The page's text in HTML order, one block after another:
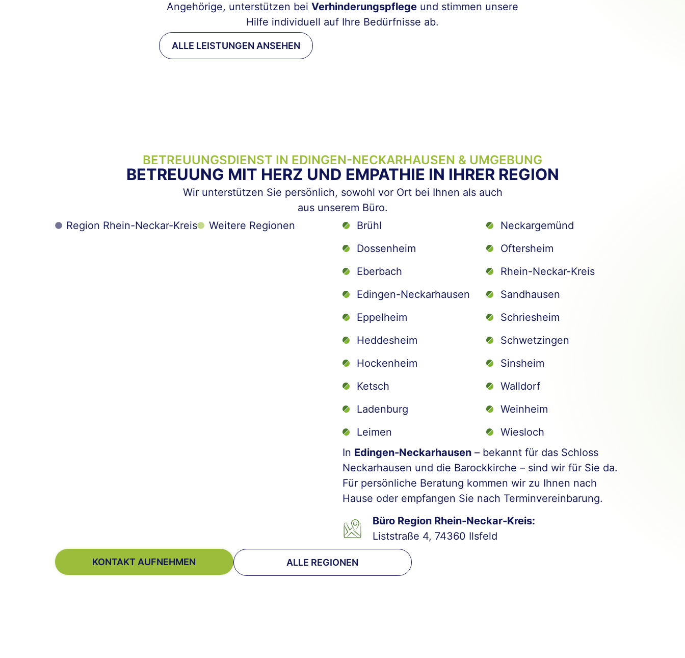
Angehörige, unterstützen bei Verhinderungspflege und stimmen unsere
Hilfe individuell auf Ihre Bedürfnisse ab.
ALLE LEISTUNGEN ANSEHEN
BETREUUNGSDIENST IN EDINGEN-NECKARHAUSEN & UMGEBUNG
BETREUUNG MIT HERZ UND EMPATHIE IN IHRER REGION
Wir unterstützen Sie persönlich, sowohl vor Ort bei Ihnen als auch
aus unserem Büro.
Region Rhein-Neckar-Kreis
Weitere Regionen
Brühl
Dossenheim
Eberbach
Edingen-Neckarhausen
Eppelheim
Heddesheim
Hockenheim
Ketsch
Ladenburg
Leimen
Neckargemünd
Oftersheim
Rhein-Neckar-Kreis
Sandhausen
Schriesheim
Schwetzingen
Sinsheim
Walldorf
Weinheim
Wiesloch
In Edingen-Neckarhausen – bekannt für das Schloss
Neckarhausen und die Barockkirche – sind wir für Sie da.
Für persönliche Beratung kommen wir zu Ihnen nach
Hause oder empfangen Sie nach Terminvereinbarung.
Büro Region Rhein-Neckar-Kreis:
Liststraße 4, 74360 Ilsfeld
KONTAKT AUFNEHMEN ALLE REGIONEN